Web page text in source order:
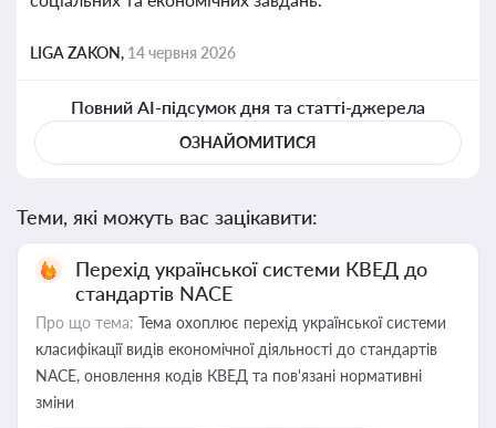
LIGA ZAKON, 14 червня 2026
Повний AI-підсумок дня та статті-джерела
ОЗНАЙОМИТИСЯ
Теми, які можуть вас зацікавити:
Перехід української системи КВЕД до
стандартів NACE
Про що тема: Тема охоплює перехід української системи
класифікації видів економічної діяльності до стандартів
NACE, оновлення кодів КВЕД та пов'язані нормативні
зміни